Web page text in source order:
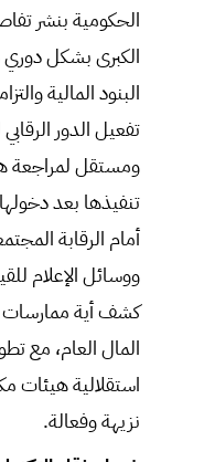
الحكومية بنشر
الكبرى بشكل دوري
البنود المالية
تفعيل الدور
ومستقل لمراجعة
تنفيذها بعد
أمام الرقابة
ووسائل الإعلام
كشف أية ممارسات
المال العام، مع
استقلالية هيئات
نزيهة وفعالة.